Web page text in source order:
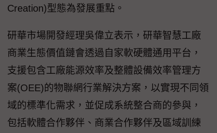
Creation)型態為發展重點。
研華市場開發經理吳偉立表示，研華智慧工廠
商業生態價值鏈會透過自家軟硬體通用平台，
支援包含工廠能源效率及整體設備效率管理方
案(OEE)的物聯網行業解決方案，以實現不同領
域的標準化需求，並促成系統整合商的參與，
包括軟體合作夥伴、商業合作夥伴及區域訓練